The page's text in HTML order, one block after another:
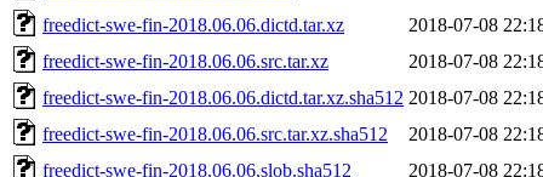
freedict-swe-fin-2018.06.06.dictd.tar.xz
2018-07-08
freedict-swe-fin-2018.06.06.src.tar.xz
2018-07-08
freedict-swe-fin-2018.06.06.dictd.tar.xz.sha512 2018-07-08
freedict-swe-fin-2018.06.06.src.tar.xz.sha512
2018-07-08
freedict-swe-fin-2018.06.06.slob.sha512
2018-07-08